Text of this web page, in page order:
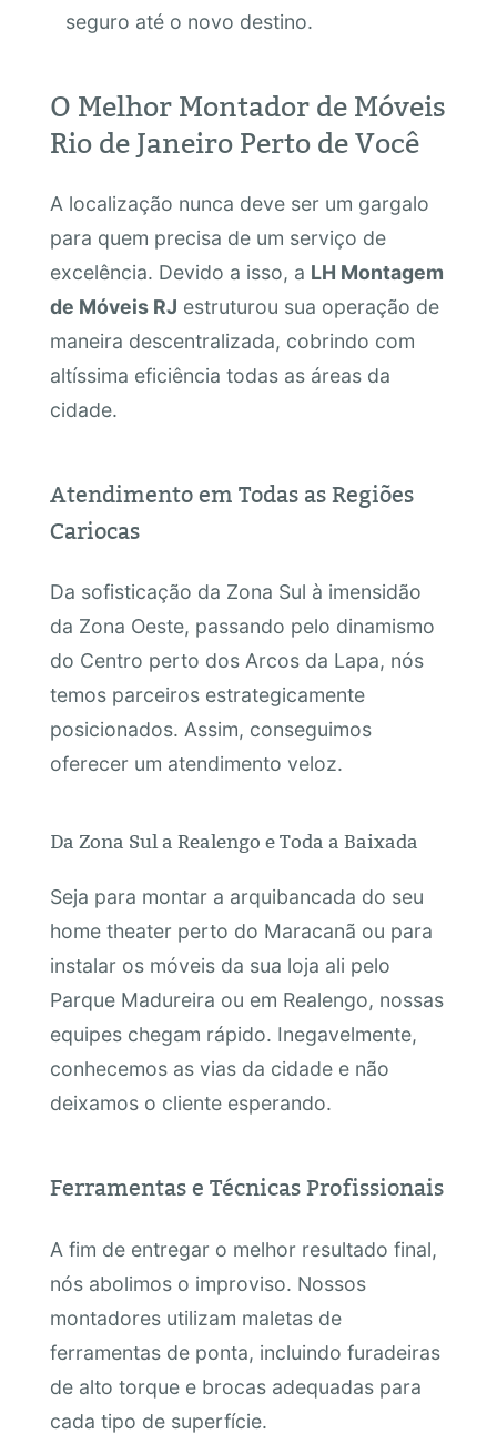
seguro até o novo destino.
O Melhor Montador de Móveis
Rio de Janeiro Perto de Você
A localização nunca deve ser um gargalo
para quem precisa de um serviço de
excelência. Devido a isso, a LH Montagem
de Móveis RJ estruturou sua operação de
maneira descentralizada, cobrindo com
altíssima eficiência todas as áreas da
cidade.
Atendimento em Todas as Regiões
Cariocas
Da sofisticação da Zona Sul à imensidão
da Zona Oeste, passando pelo dinamismo
do Centro perto dos Arcos da Lapa, nós
temos parceiros estrategicamente
posicionados. Assim, conseguimos
oferecer um atendimento veloz.
Da Zona Sul a Realengo e Toda a Baixada
Seja para montar a arquibancada do seu
home theater perto do Maracanã ou para
instalar os móveis da sua loja ali pelo
Parque Madureira ou em Realengo, nossas
equipes chegam rápido. Inegavelmente,
conhecemos as vias da cidade e não
deixamos o cliente esperando.
Ferramentas e Técnicas Profissionais
A fim de entregar o melhor resultado final,
nós abolimos o improviso. Nossos
montadores utilizam maletas de
ferramentas de ponta, incluindo furadeiras
de alto torque e brocas adequadas para
cada tipo de superfície.